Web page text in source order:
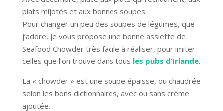
plats mijotés et aux bonnes soupes.
Pour changer un peu des soupes de légumes, que
j’adore, je vous propose une bonne assiette de
Seafood Chowder très facile à réaliser, pour imiter
celles que l’on trouve dans tous les pubs d’Irlande.
La « chowder » est une soupe épaisse, ou chaudrée
selon les bons dictionnaires, avec ou sans crème
ajoutée.